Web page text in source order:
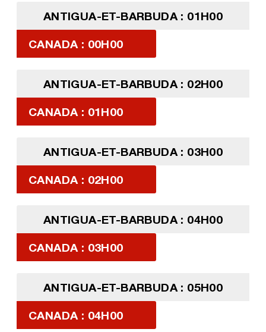
ANTIGUA-ET-BARBUDA : 01H00
CANADA : 00H00
ANTIGUA-ET-BARBUDA : 02H00
CANADA : 01H00
ANTIGUA-ET-BARBUDA : 03H00
CANADA : 02H00
ANTIGUA-ET-BARBUDA : 04H00
CANADA : 03H00
ANTIGUA-ET-BARBUDA : 05H00
CANADA : 04H00